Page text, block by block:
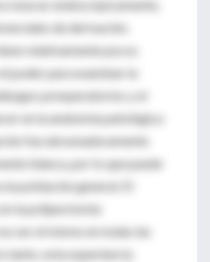
resecar endoscópicamente,
de derivación.
relativamente pocos
poder para examinar la
preoperatorios y el
en la anatomía patológica
fue abrumadoramente
blanca, por lo que puede
la población general. El
la polipectomía
ser el mismo en todas las
tanto, esta experiencia